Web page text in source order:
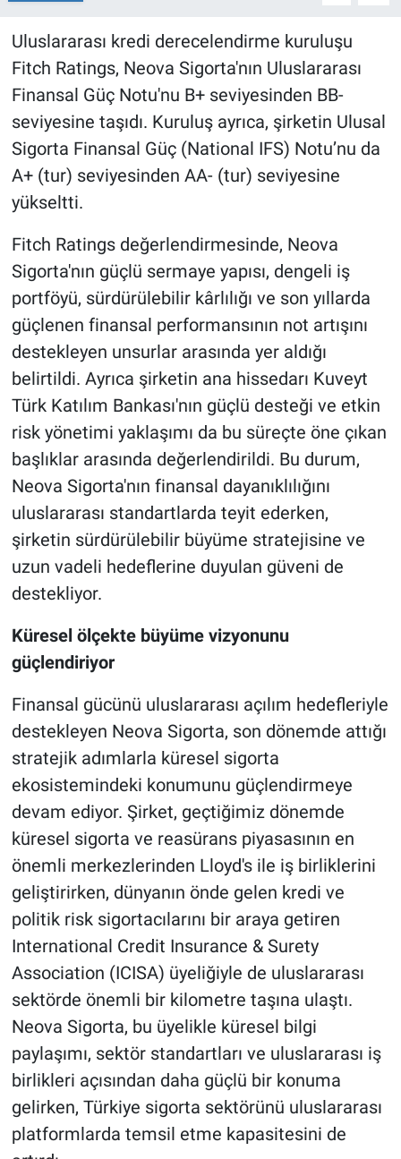
Uluslararası kredi derecelendirme kuruluşu
Fitch Ratings, Neova Sigorta'nın Uluslararası
Finansal Güç Notu'nu B+ seviyesinden BB-
seviyesine taşıdı. Kuruluş ayrıca, şirketin Ulusal
Sigorta Finansal Güç (National IFS) Notu’nu da
A+ (tur) seviyesinden AA- (tur) seviyesine
yükseltti.
Fitch Ratings değerlendirmesinde, Neova
Sigorta'nın güçlü sermaye yapısı, dengeli iş
portföyü, sürdürülebilir kârlılığı ve son yıllarda
güçlenen finansal performansının not artışını
destekleyen unsurlar arasında yer aldığı
belirtildi. Ayrıca şirketin ana hissedarı Kuveyt
Türk Katılım Bankası'nın güçlü desteği ve etkin
risk yönetimi yaklaşımı da bu süreçte öne çıkan
başlıklar arasında değerlendirildi. Bu durum,
Neova Sigorta'nın finansal dayanıklılığını
uluslararası standartlarda teyit ederken,
şirketin sürdürülebilir büyüme stratejisine ve
uzun vadeli hedeflerine duyulan güveni de
destekliyor.
Küresel ölçekte büyüme vizyonunu
güçlendiriyor
Finansal gücünü uluslararası açılım hedefleriyle
destekleyen Neova Sigorta, son dönemde attığı
stratejik adımlarla küresel sigorta
ekosistemindeki konumunu güçlendirmeye
devam ediyor. Şirket, geçtiğimiz dönemde
küresel sigorta ve reasürans piyasasının en
önemli merkezlerinden Lloyd's ile iş birliklerini
geliştirirken, dünyanın önde gelen kredi ve
politik risk sigortacılarını bir araya getiren
International Credit Insurance & Surety
Association (ICISA) üyeliğiyle de uluslararası
sektörde önemli bir kilometre taşına ulaştı.
Neova Sigorta, bu üyelikle küresel bilgi
paylaşımı, sektör standartları ve uluslararası iş
birlikleri açısından daha güçlü bir konuma
gelirken, Türkiye sigorta sektörünü uluslararası
platformlarda temsil etme kapasitesini de